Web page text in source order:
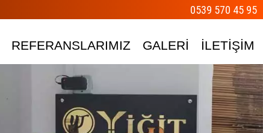
0539 570 45 95
REFERANSLARIMIZ GALERİ İLETİŞİM